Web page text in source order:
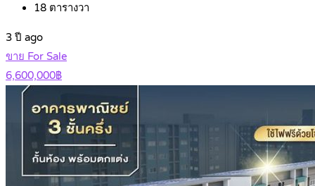
18 ตารางวา
3 ปี ago
ขาย For Sale
6,600,000฿